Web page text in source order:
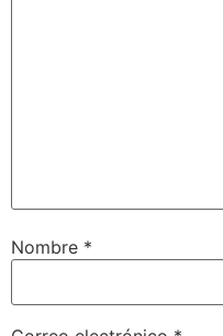
Nombre *